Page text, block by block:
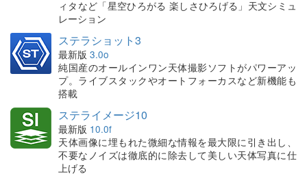
ィタなど「星空ひろがる 楽しさひろげる」天文シミュ
レーション
ステラショット3
最新版 3.0o
純国産のオールインワン天体撮影ソフトがパワーアッ
プ。ライブスタックやオートフォーカスなど新機能も
搭載
ステライメージ10
最新版 10.0f
天体画像に埋もれた微細な情報を最大限に引き出し、
不要なノイズは徹底的に除去して美しい天体写真に仕
上げる